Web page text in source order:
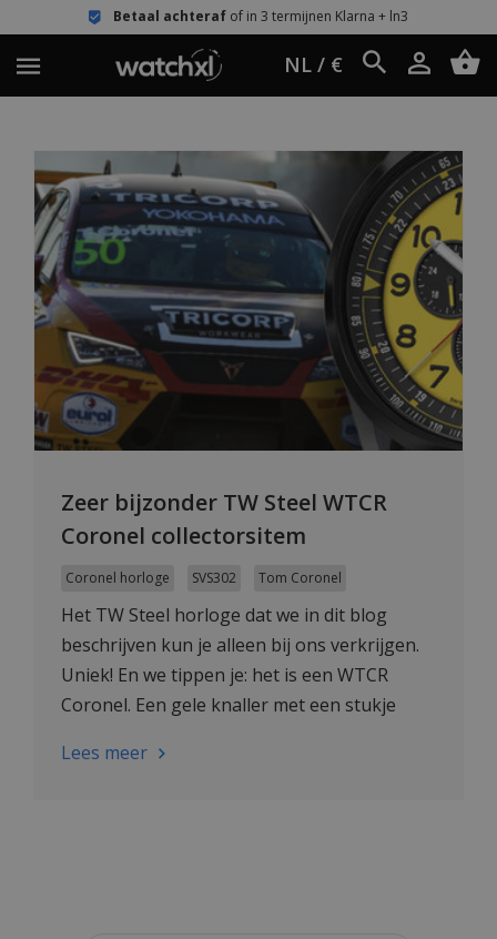
Betaal achterafof in 3 termijnen Klarna + ln3
NL / €
Zeer bijzonder TW Steel WTCR
Coronel collectorsitem
Coronel horloge SVS302 Tom Coronel
Het TW Steel horloge dat we in dit blog
beschrijven kun je alleen bij ons verkrijgen.
Uniek! En we tippen je: het is een WTCR
Coronel. Een gele knaller met een stukje
Lees meer